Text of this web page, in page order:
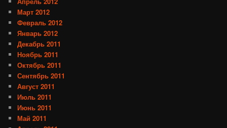
Март 2012
Февраль 2012
Январь 2012
Декабрь 2011
Ноябрь 2011
Октябрь 2011
Сентябрь 2011
Август 2011
Июль 2011
Июнь 2011
Май 2011